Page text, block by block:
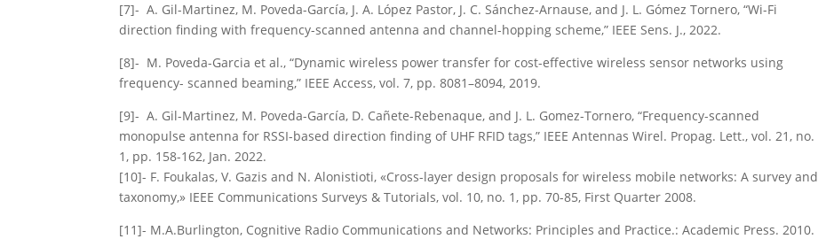
[7]- A. Gil-Martinez, M. Poveda-García, J. A. López Pastor, J. C. Sánchez-Arnause, and J. L. Gómez Tornero, “Wi-Fi
direction finding with frequency-scanned antenna and channel-hopping scheme,” IEEE Sens. J., 2022.
[8]- M. Poveda-Garcia et al., “Dynamic wireless power transfer for cost-effective wireless sensor networks using
frequency- scanned beaming,” IEEE Access, vol. 7, pp. 8081–8094, 2019.
[9]- A. Gil-Martinez, M. Poveda-García, D. Cañete-Rebenaque, and J. L. Gomez-Tornero, “Frequency-scanned
monopulse antenna for RSSI-based direction finding of UHF RFID tags,” IEEE Antennas Wirel. Propag. Lett., vol. 21, no.
1, pp. 158-162, Jan. 2022.
[10]- F. Foukalas, V. Gazis and N. Alonistioti, «Cross-layer design proposals for wireless mobile networks: A survey and
taxonomy,» IEEE Communications Surveys & Tutorials, vol. 10, no. 1, pp. 70-85, First Quarter 2008.
[11]- M.A.Burlington, Cognitive Radio Communications and Networks: Principles and Practice.: Academic Press. 2010.